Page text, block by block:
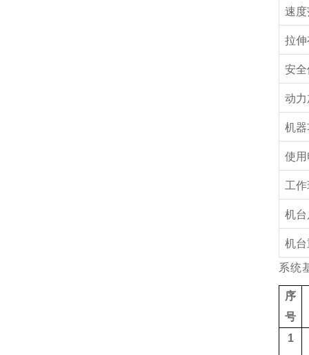
速
拉
安
动
机
使
工
机
机
系统
序
号
1